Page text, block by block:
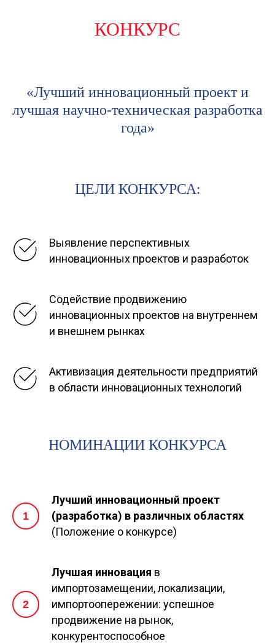
КОНКУРС
«Лучший инновационный проект и
лучшая научно-техническая разработка
года»
ЦЕЛИ КОНКУРСА:
Выявление перспективных
инновационных проектов и разработок
Содействие продвижению
инновационных проектов на внутреннем
и внешнем рынках
Активизация деятельности предприятий
в области инновационных технологий
НОМИНАЦИИ КОНКУРСА
Лучший инновационный проект
(разработка) в различных областях
(Положение о конкурсе)
Лучшая инновация в
импортозамещении, локализации,
импортоопережении: успешное
продвижение на рынок,
конкурентоспособное